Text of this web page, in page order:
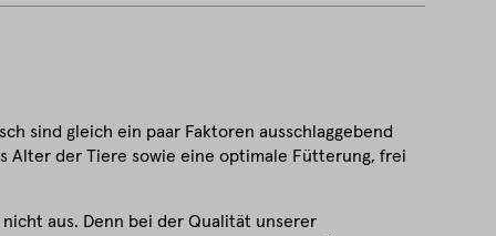
sind gleich ein paar Faktoren ausschlaggebend
Alter der Tiere sowie eine optimale Fütterung, frei
aus. Denn bei der Qualität unserer